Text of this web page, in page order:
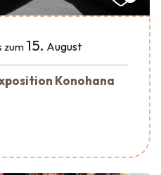
zum 15. August
Konohana